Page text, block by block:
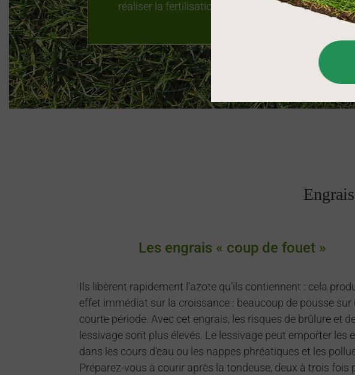
réaliser la fertilisation, sur devis.
Les engrais « coup de fouet »
Ils libèrent rapidement l’azote qu’ils contiennent : cela
effet immédiat sur la croissance : beaucoup de pousse sur
courte période. Avec cet engrais, les risques de brûlure et
lessivage sont plus élevés. Le lessivage peut emporter les
dans les cours d’eau ou les nappes phréatiques et les
Préparez-vous à courir après la tondeuse, deux à trois fois